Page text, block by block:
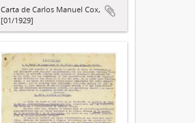
Carta de Carlos Manuel Cox,
[01/1929]